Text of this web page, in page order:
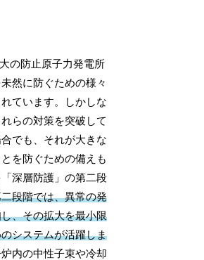
の防止原子力発電所
然に防ぐための様々
ています。しかしな
らの対策を突破して
でも、それが大きな
を防ぐための備えも
深層防護」の第二段
段階では、異常の発
、その拡大を最小限
システムが活躍しま
内の中性子束や冷却